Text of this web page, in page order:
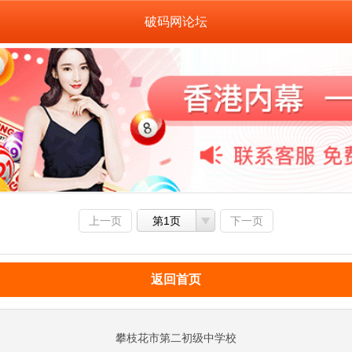
破码网论坛
上一页 第1页 下一页
返回首页
攀枝花市第二初级中学校